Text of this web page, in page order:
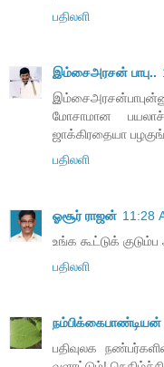
பதிலளி
இம்சைஅரசன் பாபு..
மோசாமான
ஜாக்கிரதையா
பதிலளி
ஓசூர் ராஜன் 11:28
உங்க கூட்டுக்
பதிலளி
நம்பிக்கைபாண்டியன்
பதிவுலக